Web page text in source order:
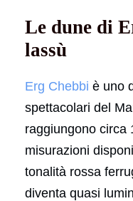
Le dune di
lassù
Erg Chebbi è uno
spettacolari del
raggiungono circa
misurazioni
tonalità rossa
diventa quasi